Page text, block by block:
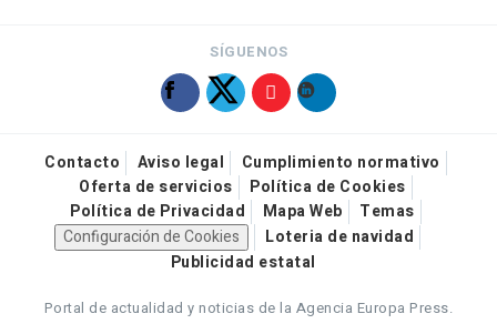
SÍGUENOS
Contacto Aviso legal
Cumplimiento normativo
Oferta de servicios
Política de Cookies
Política de Privacidad
Mapa Web
Temas
Configuración de Cookies
Loteria de navidad
Publicidad estatal
Portal de actualidad y noticias de la Agencia Europa Press.